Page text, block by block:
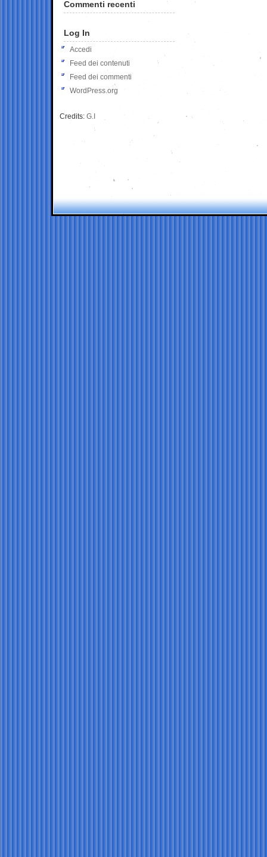
Commenti recenti
Log In
Accedi
Feed dei contenuti
Feed dei commenti
WordPress.org
Credits: G.I